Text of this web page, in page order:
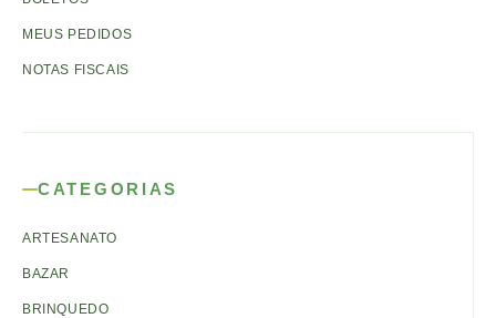
MEUS PEDIDOS
NOTAS FISCAIS
CATEGORIAS
ARTESANATO
BAZAR
BRINQUEDO